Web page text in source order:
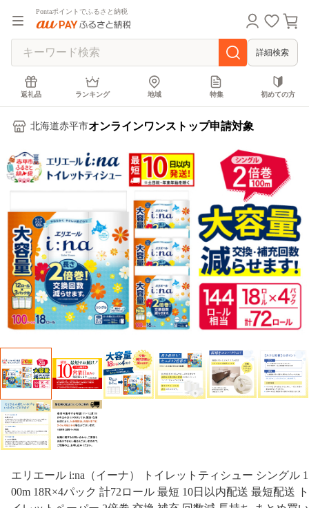
Pontaポイントでふるさと納税
詳細検索
返礼品 ランキング 地域 特集 初めての方
北海道赤平市オンラインワンストップ申請対象
エリエール i:na（イーナ） トイレットティシュー シングル 1
00m 18R×4パック 計72ロール 最短 10日以内配送 最短配送 ト